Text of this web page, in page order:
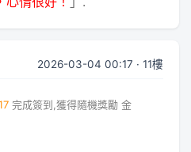
2026-03-04 00:17 · 11樓
完成簽到,獲得隨機獎勵 金